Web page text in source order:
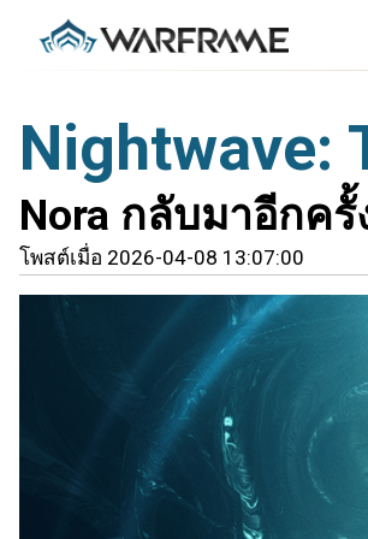
Nightwave:
Nora กลับมาอีกค
โพสต์เมื่อ 2026-04-08 13:07:00